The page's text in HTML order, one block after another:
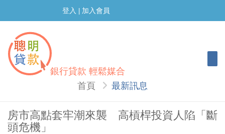
登入 加入會員
銀行貸款 輕鬆媒合
首頁 最新訊息
房市高點套牢潮來襲 高槓桿投資人陷「斷
頭危機」